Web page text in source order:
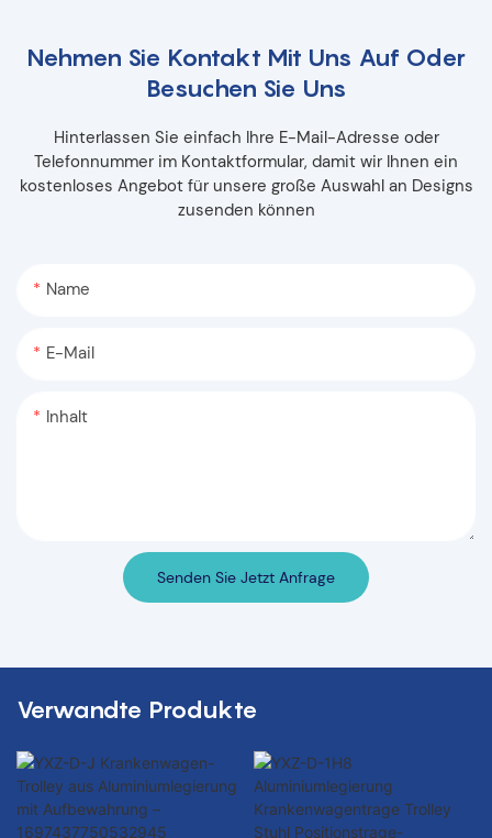
Nehmen Sie Kontakt Mit Uns Auf Oder
Besuchen Sie Uns
Hinterlassen Sie einfach Ihre E-Mail-Adresse oder
Telefonnummer im Kontaktformular, damit wir Ihnen ein
kostenloses Angebot für unsere große Auswahl an Designs
zusenden können
Name
E-Mail
Inhalt
Senden Sie Jetzt Anfrage
Verwandte Produkte